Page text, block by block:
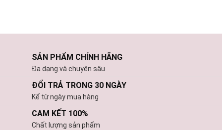
SẢN PHẨM CHÍNH HÃNG
Đa dạng và chuyên sâu
ĐỔI TRẢ TRONG 30 NGÀY
Kể từ ngày mua hàng
CAM KẾT 100%
Chất lượng sản phẩm